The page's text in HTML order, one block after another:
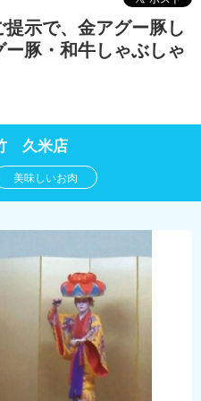
提示で、金アグー豚し
豚・和牛しゃぶしゃ
久米店
美味しいお肉